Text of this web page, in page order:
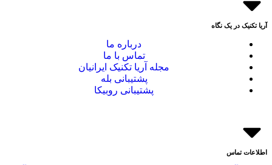
آریا تکنیک در یک نگاه
درباره ما
تماس با ما
مجله آریا تکنیک ایرانیان
پشتیبانی بله
پشتیبانی روبیکا
اطلاعات تماس